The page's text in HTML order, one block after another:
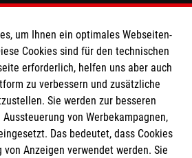
um Ihnen ein optimales Webseiten-
Cookies sind für den technischen
erforderlich, helfen uns aber auch
zu verbessern und zusätzliche
Sie werden zur besseren
von Werbekampagnen,
Das bedeutet, dass Cookies
Anzeigen verwendet werden. Sie